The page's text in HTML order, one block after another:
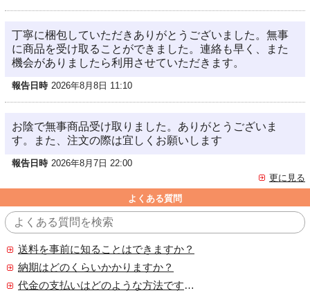
丁寧に梱包していただきありがとうございました。無事
に商品を受け取ることができました。連絡も早く、また
機会がありましたら利用させていただきます。
報告日時 2026年8月8日 11:10
お陰で無事商品受け取りました。ありがとうございま
す。また、注文の際は宜しくお願いします
報告日時 2026年8月7日 22:00
更に見る
よくある質問
送料を事前に知ることはできますか？
納期はどのくらいかかりますか？
代金の支払いはどのような方法ですか？